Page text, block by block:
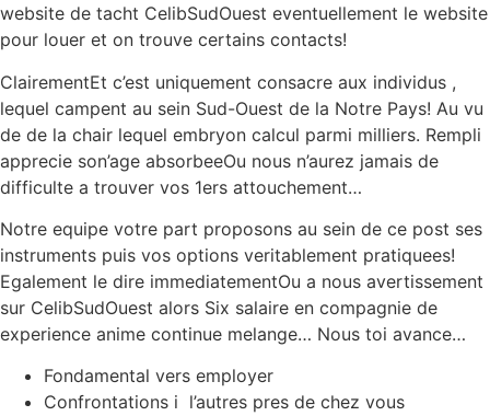
website de tacht CelibSudOuest eventuellement le website
pour louer et on trouve certains contacts!
ClairementEt c’est uniquement consacre aux individus ,
lequel campent au sein Sud-Ouest de la Notre Pays! Au vu
de de la chair lequel embryon calcul parmi milliers. Rempli
apprecie son’age absorbeeOu nous n’aurez jamais de
difficulte a trouver vos 1ers attouchement…
Notre equipe votre part proposons au sein de ce post ses
instruments puis vos options veritablement pratiquees!
Egalement le dire immediatementOu a nous avertissement
sur CelibSudOuest alors Six salaire en compagnie de
experience anime continue melange… Nous toi avance…
Fondamental vers employer
Confrontations i l’autres pres de chez vous